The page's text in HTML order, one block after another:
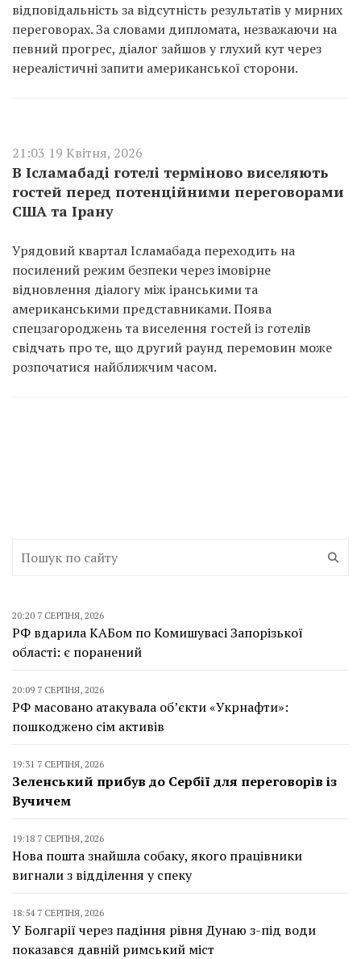
відповідальність за відсутність результатів у мирних
переговорах. За словами дипломата, незважаючи на
певний прогрес, діалог зайшов у глухий кут через
нереалістичні запити американської сторони.
21:03 19 Квітня, 2026
В Ісламабаді готелі терміново виселяють
гостей перед потенційними переговорами
США та Ірану
Урядовий квартал Ісламабада переходить на
посилений режим безпеки через імовірне
відновлення діалогу між іранськими та
американськими представниками. Поява
спецзагороджень та виселення гостей із готелів
свідчать про те, що другий раунд перемовин може
розпочатися найближчим часом.
20:20 7 СЕРПНЯ, 2026
РФ вдарила КАБом по Комишувасі Запорізької
області: є поранений
20:09 7 СЕРПНЯ, 2026
РФ масовано атакувала об’єкти «Укрнафти»:
пошкоджено сім активів
19:31 7 СЕРПНЯ, 2026
Зеленський прибув до Сербії для переговорів із
Вучичем
19:18 7 СЕРПНЯ, 2026
Нова пошта знайшла собаку, якого працівники
вигнали з відділення у спеку
18:54 7 СЕРПНЯ, 2026
У Болгарії через падіння рівня Дунаю з-під води
показався давній римський міст